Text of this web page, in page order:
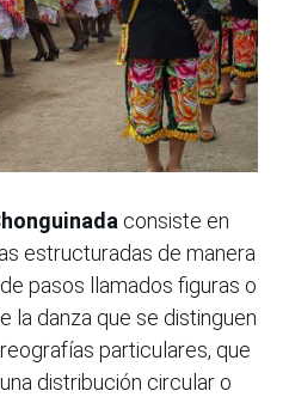
consiste en
estructuradas de manera
pasos llamados figuras o
la danza que se distinguen
particulares, que
distribución circular o